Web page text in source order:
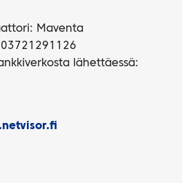
Maventa
lähettäessä: